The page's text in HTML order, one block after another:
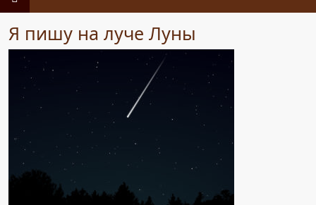
Я пишу на луче Луны